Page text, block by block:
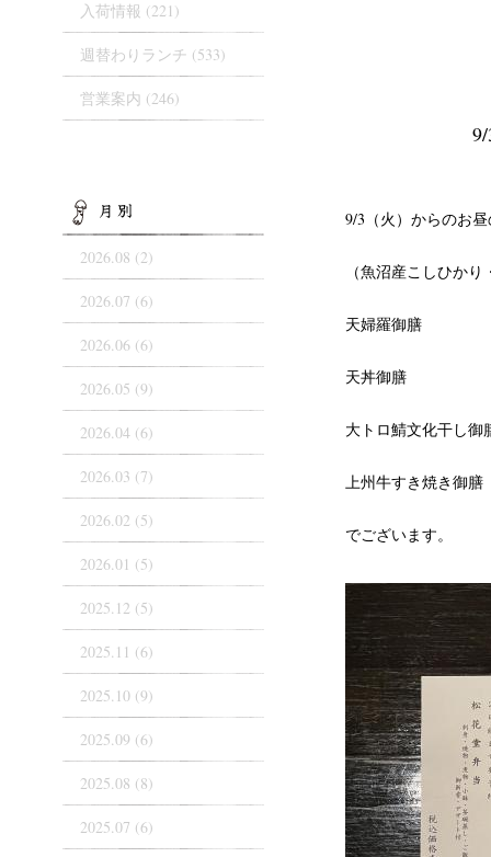
9/3（火）からのお
（魚沼産こしひか
天婦羅御膳
天丼御膳
大トロ鯖文化干し御
上州牛すき焼き御膳
でございます。
入荷情報 (221)
週替わりランチ (533)
営業案内 (246)
2026.08 (2)
2026.07 (6)
2026.06 (6)
2026.05 (9)
2026.04 (6)
2026.03 (7)
2026.02 (5)
2026.01 (5)
2025.12 (5)
2025.11 (6)
2025.10 (9)
2025.09 (6)
2025.08 (8)
2025.07 (6)